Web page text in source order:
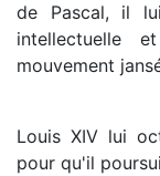
de Pascal, il
intellectuelle
mouvement
Louis XIV lui
pour qu'il